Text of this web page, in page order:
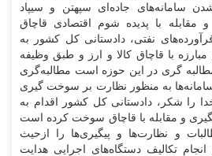
سامانه‌های جاده‌ای سپهتن و سیپاد
مقابله با پدیده شوم اقتصادی قاچاق
نفتی، دادستانی کل کشور به
با قاچاق کالا و ارز و طبق وظیفه
گری در این حوزه است مطالبه‌گری
سامانه‌ها به منظور نظارت بر سوخت گیری
را شکر، دادستانی کل کشور اقدام به
و مقابله با قاچاق سوخت کرده است
و نظارت‌ها و پیگیری‌ها را ازحیث
تکالیف دستگاه‌های اجرایی هدایت